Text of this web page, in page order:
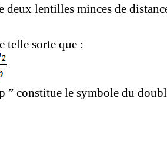
lentilles minces de
telle sorte que :
” constitue le symbole du